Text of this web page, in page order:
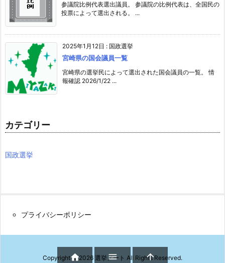
参議院比例代表選出議員。 参議院の比例代表は、全国民の
投票によって選出される。 ...
2025年1月12日 : 国政選挙
宮崎県の国会議員一覧
宮崎県の選挙民によって選出された国会議員の一覧。 情
報確認 2026/1/22 ...
カテゴリー
国政選挙
プライバシーポリシー
Copyright ©2026 選挙ノート All Rights Reserved.
  